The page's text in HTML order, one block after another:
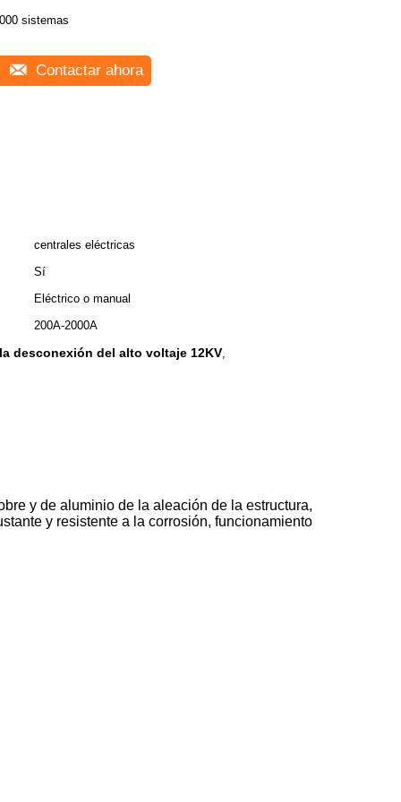
sistemas
Contactar ahora
centrales eléctricas
Sí
Eléctrico o manual
200A-2000A
desconexión del alto voltaje 12KV,
y de aluminio de la aleación de la estructura,
y resistente a la corrosión, funcionamiento